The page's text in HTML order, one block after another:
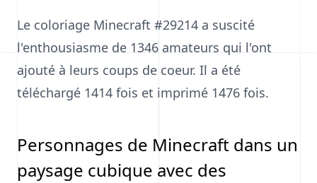
Le coloriage Minecraft #29214 a suscité
l'enthousiasme de 1346 amateurs qui l'ont
ajouté à leurs coups de coeur. Il a été
téléchargé 1414 fois et imprimé 1476 fois.
Personnages de Minecraft dans un
paysage cubique avec des